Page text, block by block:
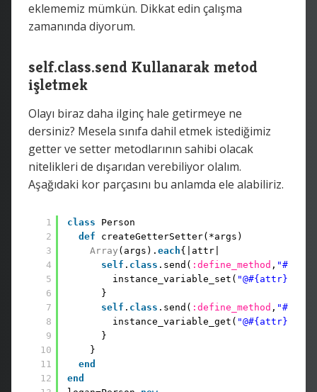
eklememiz mümkün. Dikkat edin çalışma
zamanında diyorum.
self.class.send Kullanarak metod
işletmek
Olayı biraz daha ilginç hale getirmeye ne
dersiniz? Mesela sınıfa dahil etmek istediğimiz
getter ve setter metodlarının sahibi olacak
nitelikleri de dışarıdan verebiliyor olalım.
Aşağıdaki kor parçasını bu anlamda ele alabiliriz.
1
2
3
4
5
6
7
8
9
10
11
12
class
Person
def
createGetterSetter(*args)
Array (args). each{|attr|
self . class .send( :define_method ,
instance_variable_set( "@#{attr}"
}
self . class .send( :define_method ,
instance_variable_get( "@#{attr}"
}
}
end
end